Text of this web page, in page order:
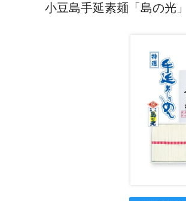
小豆島手延素麺「島の光